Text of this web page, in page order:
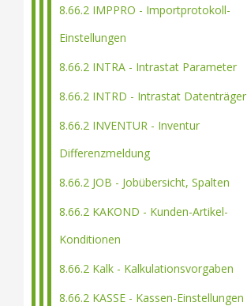
8.66.2 IMPPRO - Importprotokoll-
Einstellungen
8.66.2 INTRA - Intrastat Parameter
8.66.2 INTRD - Intrastat Datenträger
8.66.2 INVENTUR - Inventur
Differenzmeldung
8.66.2 JOB - Jobübersicht, Spalten
8.66.2 KAKOND - Kunden-Artikel-
Konditionen
8.66.2 Kalk - Kalkulationsvorgaben
8.66.2 KASSE - Kassen-Einstellungen